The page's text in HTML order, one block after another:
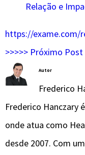
Relação e
https://exame.com/
>>>>> Próximo Post
Autor
Frederico
Frederico Hanczary
onde atua como
desde 2007. Com